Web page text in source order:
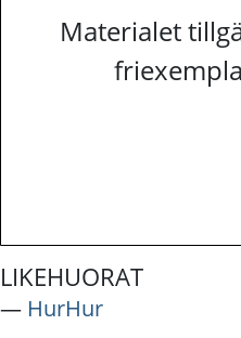
Materialet
LIKEHUORAT
― HurHur